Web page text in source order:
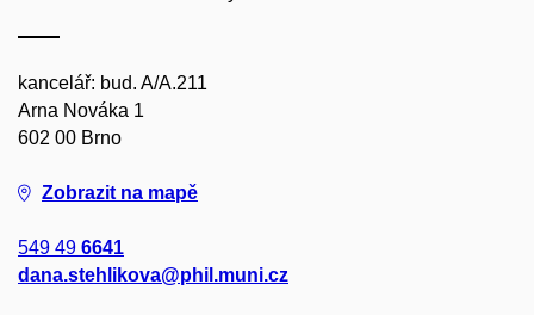
kancelář: bud. A/A.211
Arna Nováka 1
602 00 Brno
Zobrazit na mapě
549 49 6641
dana.stehlikova@phil.muni.cz